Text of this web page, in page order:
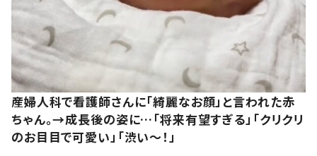
産婦人科で看護師さんに「綺麗なお顔」と言われた赤
ちゃん。→成長後の姿に…「将来有望すぎる」「クリクリ
のお目目で可愛い」「渋い～！」